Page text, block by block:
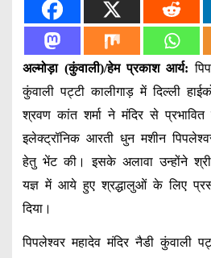
अल्मोड़ा (कुंवाली)/हेम प्रकाश आर्य:
कुंवाली पट्टी कालीगाड़ में दिल्ली
श्रवण कांत शर्मा ने मंदिर से
इलेक्ट्रॉनिक आरती धुन मशीन
हेतु भेंट की। इसके अलावा उन्होंने श्री
यज्ञ में आये हुए श्रद्धालुओं के लिए
दिया।
पिपलेश्वर महादेव मंदिर नैडी कुंवाली